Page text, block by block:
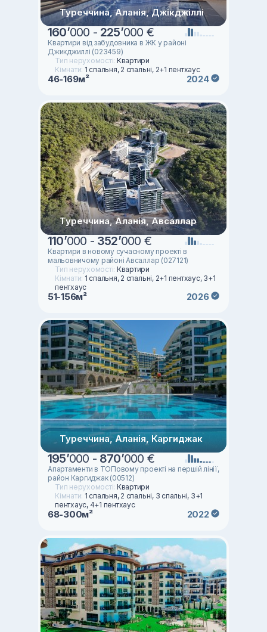
Туреччина, Аланія, Джікджіллі
160’000 - 225’000 €
Квартири від забудовника в ЖК у районі
Джикджиллі (023459)
Тип нерухомості: Квартири
Кімнати: 1 спальня, 2 спальні, 2+1 пентхаус
46-169м² 2024
Туреччина, Аланія, Авсаллар
110’000 - 352’000 €
Квартири в новому сучасному проекті в
мальовничому районі Авсаллар (027121)
Тип нерухомості: Квартири
Кімнати: 1 спальня, 2 спальні, 2+1 пентхаус, 3+1
пентхаус
51-156м² 2026
Туреччина, Аланія, Каргиджак
195’000 - 870’000 €
Апартаменти в ТОПовому проекті на першій лінії,
район Каргиджак (00512)
Тип нерухомості: Квартири
Кімнати: 1 спальня, 2 спальні, 3 спальні, 3+1
пентхаус, 4+1 пентхаус
68-300м² 2022